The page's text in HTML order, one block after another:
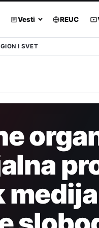
Vesti REUC
I SVET